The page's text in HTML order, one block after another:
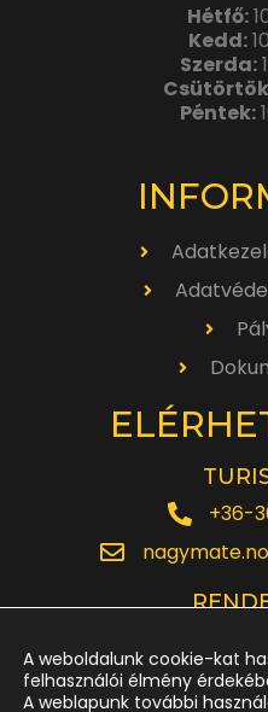
Hétfő:
Kedd:
Szerda:
Péntek:
+36-
A weboldalunk cookie-kat
felhasználói élmény
A weblapunk további